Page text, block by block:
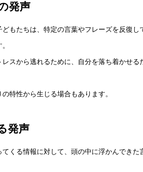
発声
もたちは、特定の言葉やフレーズを反復し
スから逃れるために、自分を落ち着かせる
特性から生じる場合もあります。
発声
くる情報に対して、頭の中に浮かんできた